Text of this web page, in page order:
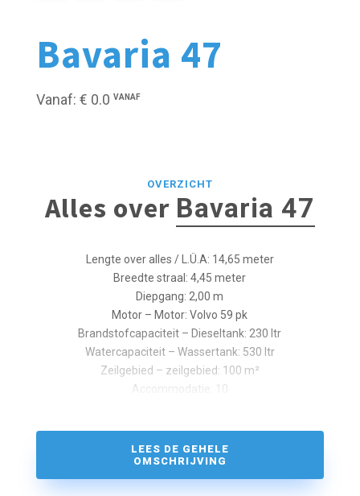
Bavaria 47
Vanaf: € 0.0 VANAF
OVERZICHT
Alles over Bavaria 47
Lengte over alles / L.Ü.A: 14,65 meter
Breedte straal: 4,45 meter
Diepgang: 2,00 m
Motor – Motor: Volvo 59 pk
Brandstofcapaciteit – Dieseltank: 230 ltr
Watercapaciteit – Wassertank: 530 ltr
Zeilgebied – zeilgebied: 100 m²
Accommodatie: 10
LEES DE GEHELE
OMSCHRIJVING